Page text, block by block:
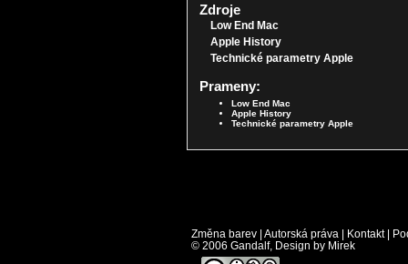
Zdroje
Low End Mac
Apple History
Technické parametry Apple
Prameny:
Low End Mac
Apple History
Technické parametry Apple
Změna barev Autorská práva Kontakt|
© 2006 Gandalf, Design by Mirek